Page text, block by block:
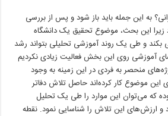
به این جمله باید باز شود و پس از بررسی
زیرا این بحث، موضوع تحقیق یک دانشگاه
بکند و طی یک روند آموزشی تحلیلی بتواند رشد
آموزشی روی این بخش فعالیت زیادی نکردیم
منحصر به فردی در این زمینه به وجود
این موضوع کار کرده‌اند حاصل تلاش دفاتر
که می‌توان این موارد را طی یک تحلیل
و ارزش‌های این تلاش را شناسایی نمود. نقطه